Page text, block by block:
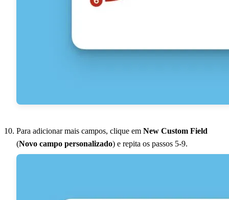
Para adicionar mais campos, clique em New Custom Field
(Novo campo personalizado) e repita os passos 5-9.